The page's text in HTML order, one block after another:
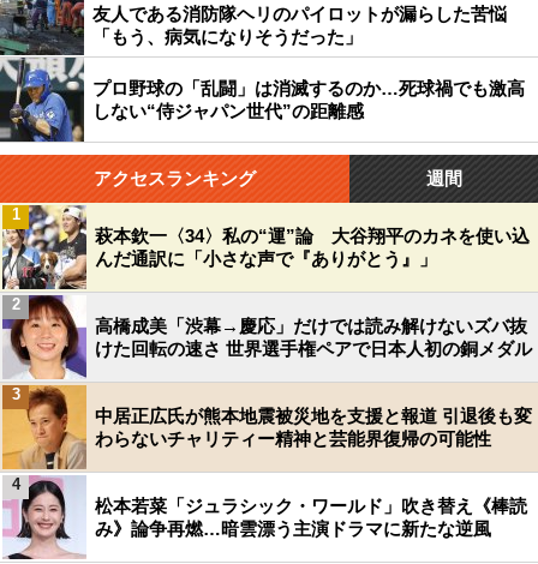
友人である消防隊ヘリのパイロットが漏らした苦悩
「もう、病気になりそうだった」
プロ野球の「乱闘」は消滅するのか…死球禍でも激高
しない“侍ジャパン世代”の距離感
アクセスランキング 週間
萩本欽一〈34〉私の“運”論 大谷翔平のカネを使い込
んだ通訳に「小さな声で『ありがとう』」
1
高橋成美「渋幕→慶応」だけでは読み解けないズバ抜
けた回転の速さ 世界選手権ペアで日本人初の銅メダル
2
中居正広氏が熊本地震被災地を支援と報道 引退後も変
わらないチャリティー精神と芸能界復帰の可能性
3
松本若菜「ジュラシック・ワールド」吹き替え《棒読
み》論争再燃…暗雲漂う主演ドラマに新たな逆風
4